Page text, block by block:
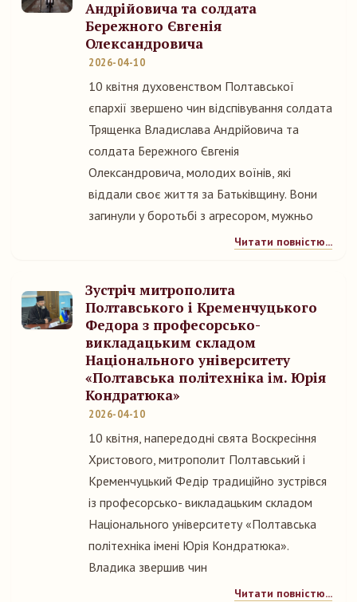
Андрійовича та солдата
Бережного Євгенія
Олександровича
2026-04-10
10 квітня духовенством Полтавської
єпархії звершено чин відспівування солдата
Трященка Владислава Андрійовича та
солдата Бережного Євгенія
Олександровича, молодих воїнів, які
віддали своє життя за Батьківщину. Вони
загинули у боротьбі з агресором, мужньо
Читати повністю...
Зустріч митрополита
Полтавського і Кременчуцького
Федора з професорсько-
викладацьким складом
Національного університету
«Полтавська політехніка ім. Юрія
Кондратюка»
2026-04-10
10 квітня, напередодні свята Воскресіння
Христового, митрополит Полтавський і
Кременчуцький Федір традиційно зустрівся
із професорсько- викладацьким складом
Національного університету «Полтавська
політехніка імені Юрія Кондратюка».
Владика звершив чин
Читати повністю...